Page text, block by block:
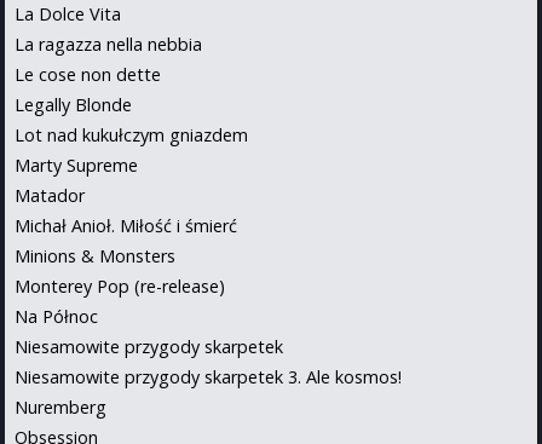
La Dolce Vita
La ragazza nella nebbia
Le cose non dette
Legally Blonde
Lot nad kukułczym gniazdem
Marty Supreme
Matador
Michał Anioł. Miłość i śmierć
Minions & Monsters
Monterey Pop (re-release)
Na Północ
Niesamowite przygody skarpetek
Niesamowite przygody skarpetek 3. Ale kosmos!
Nuremberg
Obsession